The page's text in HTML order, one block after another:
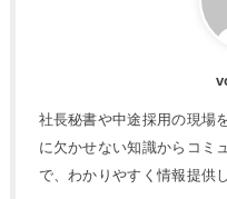
社長秘書や中途採用の現場
に欠かせない知識からコミ
で、わかりやすく情報提供